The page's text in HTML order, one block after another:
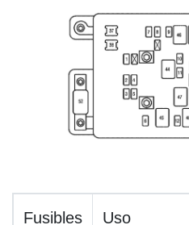
Fusibles Uso